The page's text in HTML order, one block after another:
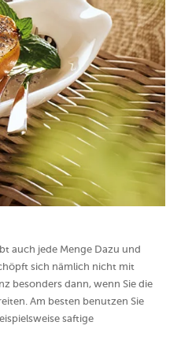
auch jede Menge Dazu und
sich nämlich nicht mit
besonders dann, wenn Sie die
Am besten benutzen Sie
saftige